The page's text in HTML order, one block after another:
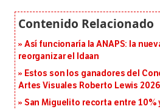
Así funcionaría la ANAPS: la
reorganizar el Idaan
Estos son los ganadores del
Artes Visuales Roberto Lewis 2026
San Miguelito recorta entre 10%